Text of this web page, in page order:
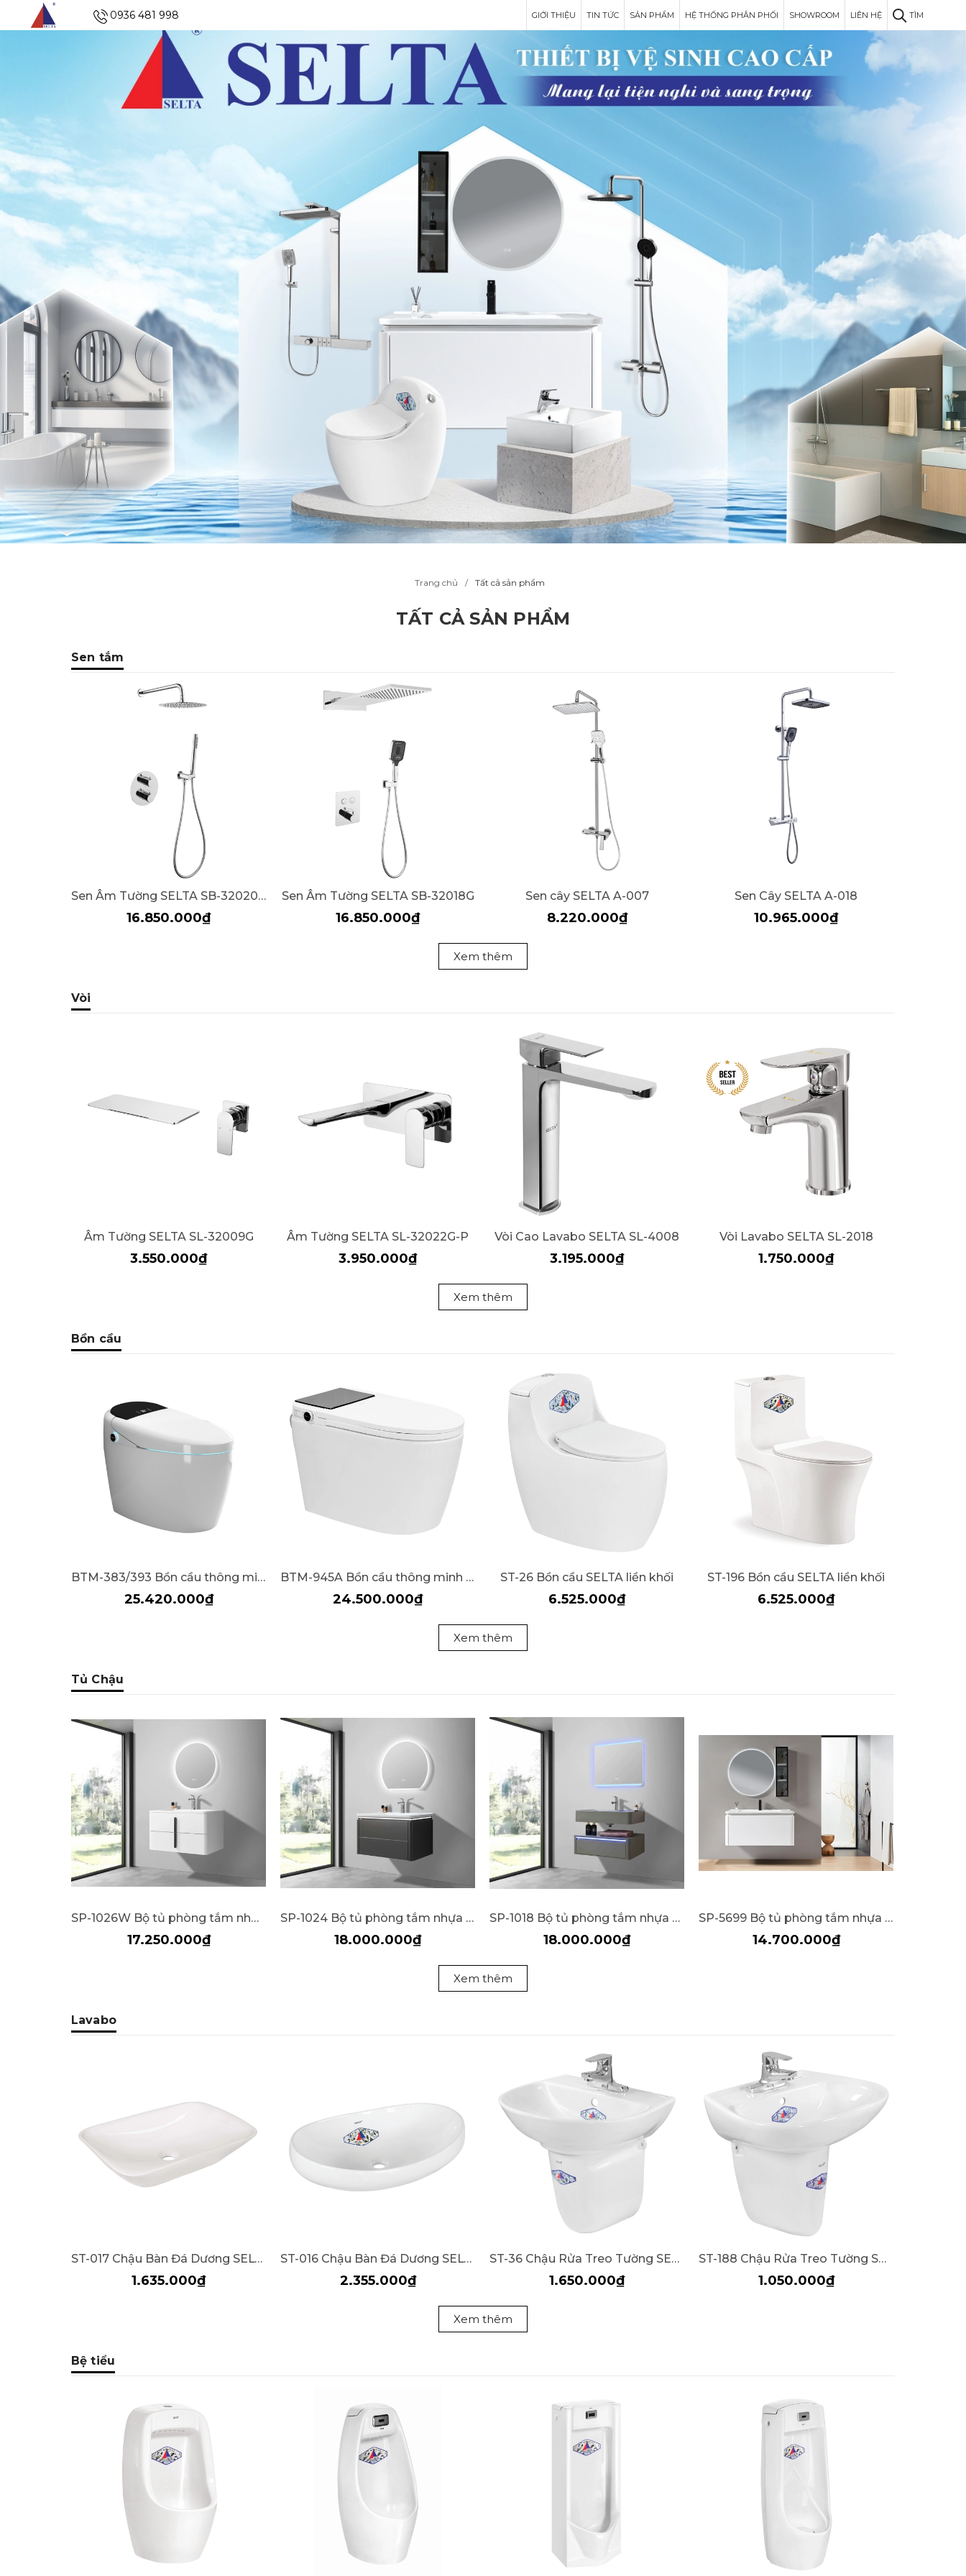
0936 481 998 TÌM
HỆ THỐNG PHÂN PHỐI SHOWROOM LIÊN HỆ
SẢN PHẨM
TIN TỨC
GIỚI THIỆU
Trang chủ Tất cả sản phẩm
TẤT CẢ SẢN PHẨM
Sen tắm
Sen Âm Tường SELTA SB-32020G
16.850.000₫
Sen Âm Tường SELTA SB-32018G
16.850.000₫
Sen cây SELTA A-007
8.220.000₫
Sen Cây SELTA A-018
10.965.000₫
Xem thêm
Vòi
Âm Tường SELTA SL-32009G
3.550.000₫
Âm Tường SELTA SL-32022G-P
3.950.000₫
Vòi Cao Lavabo SELTA SL-4008
3.195.000₫
Vòi Lavabo SELTA SL-2018
1.750.000₫
Xem thêm
Bồn cầu
BTM-383/393 Bồn cầu thông minh SELTA
25.420.000₫
BTM-945A Bồn cầu thông minh SELTA
24.500.000₫
ST-26 Bồn cầu SELTA liền khối
6.525.000₫
ST-196 Bồn cầu SELTA liền khối
6.525.000₫
Xem thêm
Tủ Chậu
SP-1026W Bộ tủ phòng tắm nhựa PVC cao cấp đèn cảm ứng SELTA
17.250.000₫
SP-1024 Bộ tủ phòng tắm nhựa PVC cao cấp đèn cảm ứng SELTA
18.000.000₫
SP-1018 Bộ tủ phòng tắm nhựa PVC cao cấp đèn cảm ứng SELTA
18.000.000₫
SP-5699 Bộ tủ phòng tắm nhựa PVC cao cấp SELTA
14.700.000₫
Xem thêm
Lavabo
ST-017 Chậu Bàn Đá Dương SELTA
1.635.000₫
ST-016 Chậu Bàn Đá Dương SELTA
2.355.000₫
ST-36 Chậu Rửa Treo Tường SELTA
1.650.000₫
ST-188 Chậu Rửa Treo Tường SELTA ST188
1.050.000₫
Xem thêm
Bệ tiểu